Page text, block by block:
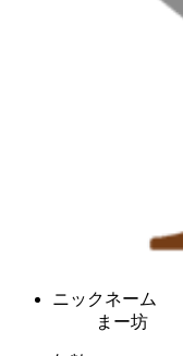
ニックネーム
まー坊